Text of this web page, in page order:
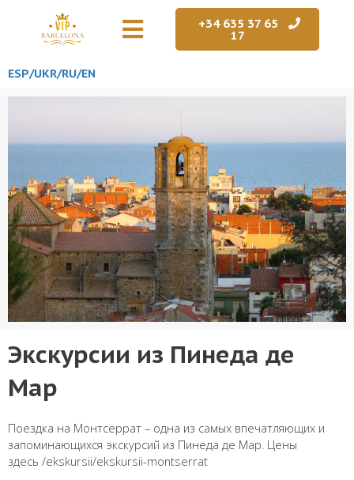
+34 635 37 65
17
ESP/UKR/RU/EN
Экскурсии из Пинеда де
Мар
Поездка на Монтсеррат – одна из самых впечатляющих и
запоминающихся экскурсий из Пинеда де Мар. Цены
здесь /ekskursii/ekskursii-montserrat